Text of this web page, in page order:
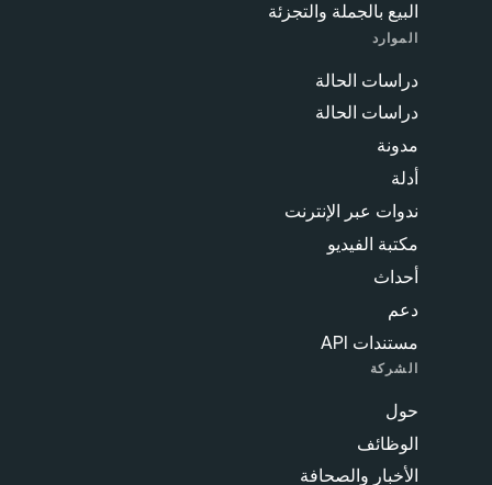
البيع بالجملة والتجزئة
الموارد
دراسات الحالة
دراسات الحالة
مدونة
ندوات عبر الإنترنت
مكتبة الفيديو
أحداث
مستندات API
الشركة
الوظائف
الأخبار والصحافة